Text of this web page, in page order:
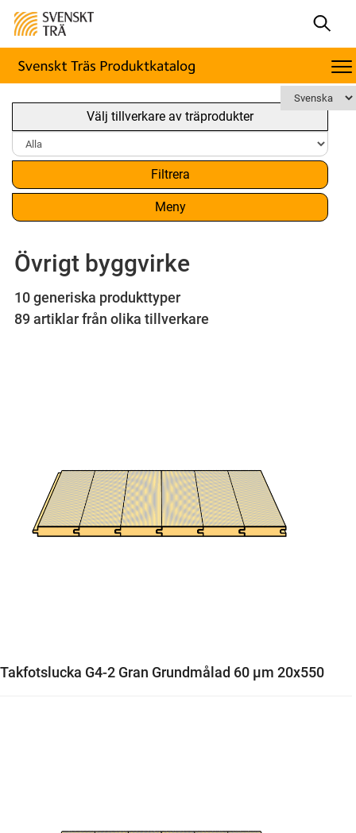
Välj tillverkare av träprodukter
Filtrera
Meny
Övrigt byggvirke
10 generiska produkttyper
89 artiklar från olika tillverkare
Takfotslucka G4-2 Gran Grundmålad 60 µm 20x550